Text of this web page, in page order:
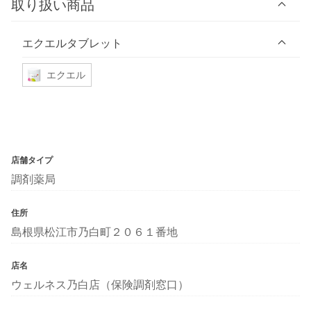
取り扱い商品
エクエルタブレット
エクエル
店舗タイプ
調剤薬局
住所
島根県松江市乃白町２０６１番地
店名
ウェルネス乃白店（保険調剤窓口）